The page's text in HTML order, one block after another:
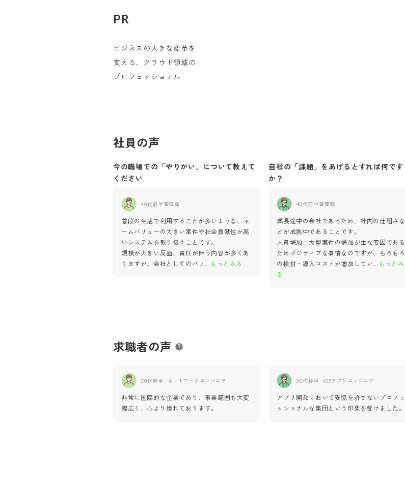
PR
ビジネスの大きな変革を
支える、クラウド領域の
プロフェッショナル
社員の声
今の職場での「やりがい」について教えて
ください
40代前半管理職
普段の生活で利用することが多いような、ネ
ームバリューの大きい案件や社会貢献性が高
いシステムを取り扱うことです。
規模が大きい反面、責任が伴う内容が多くあ
りますが、会社としてのバッ ... もっとみる
自社の「課題」をあげるとすれば何です
か？
40代前半管理職
成長途中の会社であるため、社内の仕組みな
どが成熟中であることです。
人員増加、大型案件の増加が主な要因である
ためポジティブな事情なのですが、もろもろ
の検討・導入コストが増加してい...もっとみ
る
求職者の声
20代前半 ネットワークエンジニア
非常に国際的な企業であり、事業範囲も大変
幅広く、心より憧れております。
30代後半 iOSアプリエンジニア
アプリ開発において妥協を許さないプロフェ
ッショナルな集団という印象を受けました。